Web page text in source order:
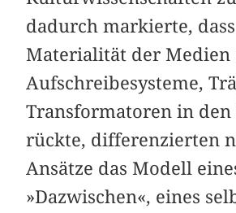
dadurch markierte,
Materialität der Medien
Aufschreibesysteme,
Transformatoren in den
rückte, differenzierten
Ansätze das Modell
»Dazwischen«, eines